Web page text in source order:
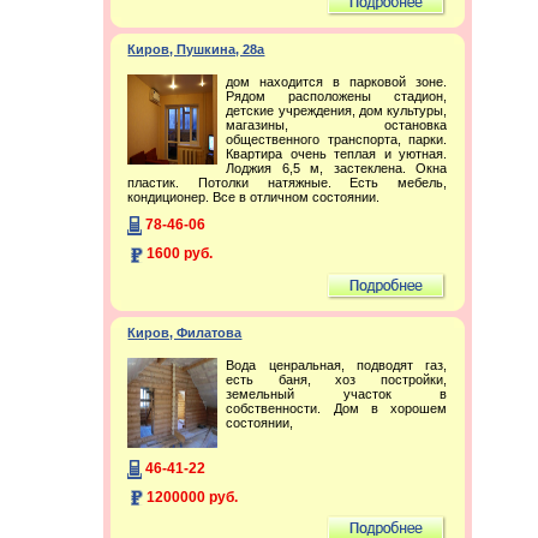
Киров, Пушкина, 28а
дом находится в парковой зоне.
Рядом расположены стадион,
детские учреждения, дом культуры,
магазины, остановка
общественного транспорта, парки.
Квартира очень теплая и уютная.
Лоджия 6,5 м, застеклена. Окна
пластик. Потолки натяжные. Есть мебель,
кондиционер. Все в отличном состоянии.
78-46-06
1600 руб.
Киров, Филатова
Вода ценральная, подводят газ,
есть баня, хоз постройки,
земельный участок в
собственности. Дом в хорошем
состоянии,
46-41-22
1200000 руб.